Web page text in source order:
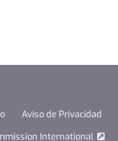
Aviso de Privacidad
International